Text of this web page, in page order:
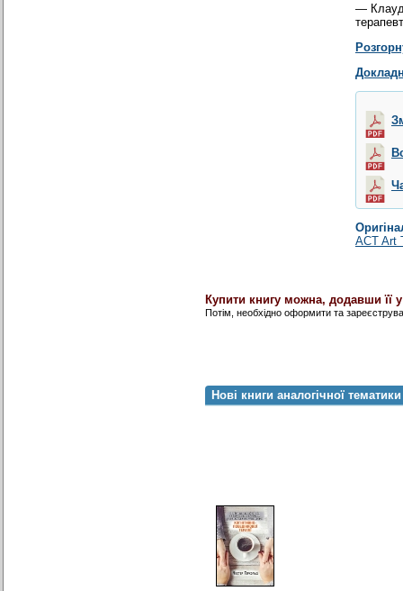
—
ACT Art
Купити книгу можна, додавши
Потім, необхідно оформити та
Нові книги аналогічної тематики